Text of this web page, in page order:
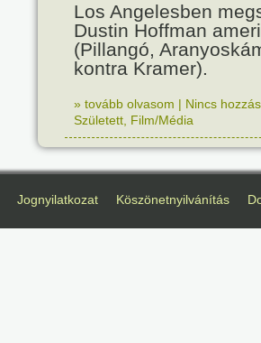
Los Angelesben
Dustin Hoffman
(Pillangó,
kontra Kramer).
» tovább olvasom | Nincs
Született Film/Média
Jognyilatkozat Köszönetnyilvánítás